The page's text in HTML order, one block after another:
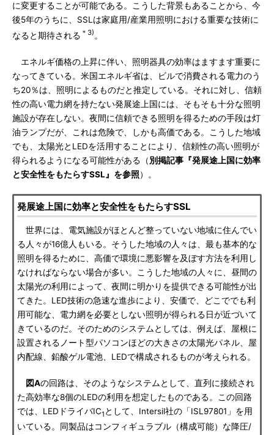
に変更することが可能である。こうした背景もあることから、今
後5年のうちに、SSLは家庭用/産業用照明における重要な技術に
なると期待される ＊3) 。
エネルギ価格の上昇に伴い、照明器具の効率はますます重要に
なってきている。米国エネルギ省は、ビルで消費される電力のう
ち20％は、照明によるものだと推定している。それに対し、信頼
性の高い電力網を持たない発展途上国には、そもそも十分な照明
施設が存在しない。夜間に信頼できる照明を得るための手段は灯
油ランプだが、これは危険で、しかも高価である。こうした地域
でも、太陽光とLEDを活用することにより、信頼性の高い照明が
得られるようになる可能性がある（別掲記事『発展途上国に効率
と安全性をもたらすSSL』を参照）。
発展途上国に効率と安全性をもたらすSSL
世界には、電気施設がほとんど整っていない地域に住んでい
る人々が16億人もいる。そうした地域の人々は、最も基本的な
照明を得るために、高価で環境に悪影響を及ぼす方法を利用し
なければならない場合が多い。こうした地域の人々に、昼間の
太陽光の利用によって、夜間に明かりを提供できる可能性が出
てきた。LED技術の急速な進歩により、安価で、どこででも利
用可能な、電力網を必要としない照明が得られる日が近づいて
きているのだ。そのためのシステムとしては、例えば、屋根に
設置されるノート型パソコンほどの大きさの太陽光パネル、屋
内配線、鉛酸ゲル電池、LEDで構成されるものが考えられる。
図Aの回路は、そのようなシステムとして、直列に接続され
た高効率な8個のLEDの利用を想定したものである。この回路
では、LEDドライバIC1 として、Intersil社の「ISL97801」を用
いている。同製品はコンフィギュラブル（構成可能）な降圧/